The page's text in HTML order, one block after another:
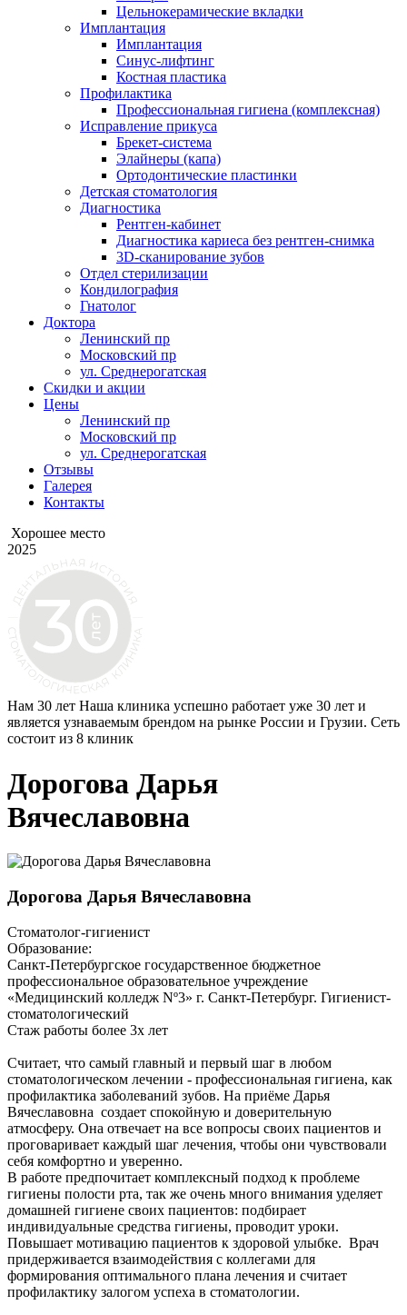
Цельнокерамические вкладки
Имплантация
Имплантация
Синус-лифтинг
Костная пластика
Профилактика
Профессиональная гигиена (комплексная)
Исправление прикуса
Брекет-система
Элайнеры (капа)
Ортодонтические пластинки
Детская стоматология
Диагностика
Рентген-кабинет
Диагностика кариеса без рентген-снимка
3D-сканирование зубов
Отдел стерилизации
Кондилография
Гнатолог
Доктора
Ленинский пр
Московский пр
ул. Среднерогатская
Скидки и акции
Цены
Ленинский пр
Московский пр
ул. Среднерогатская
Отзывы
Галерея
Контакты
Хорошее место
2025
Нам 30 лет Наша клиника успешно работает уже 30 лет и
является узнаваемым брендом на рынке России и Грузии. Сеть
состоит из 8 клиник
Дорогова Дарья
Вячеславовна
Дорогова Дарья Вячеславовна
Стоматолог-гигиенист
Образование:
Санкт-Петербургское государственное бюджетное
профессиональное образовательное учреждение
«Медицинский колледж Nº3» г. Санкт-Петербург. Гигиенист-
стоматологический
Стаж работы более 3х лет
Считает, что самый главный и первый шаг в любом
стоматологическом лечении - профессиональная гигиена, как
профилактика заболеваний зубов. На приёме Дарья
Вячеславовна создает спокойную и доверительную
атмосферу. Она отвечает на все вопросы своих пациентов и
проговаривает каждый шаг лечения, чтобы они чувствовали
себя комфортно и уверенно.
В работе предпочитает комплексный подход к проблеме
гигиены полости рта, так же очень много внимания уделяет
домашней гигиене своих пациентов: подбирает
индивидуальные средства гигиены, проводит уроки.
Повышает мотивацию пациентов к здоровой улыбке. Врач
придерживается взаимодействия с коллегами для
формирования оптимального плана лечения и считает
профилактику залогом успеха в стоматологии.